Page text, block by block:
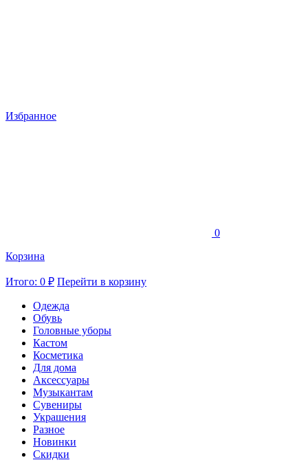
Избранное
0
Корзина
Итого: 0 ₽ Перейти в корзину
Одежда
Обувь
Головные уборы
Кастом
Косметика
Для дома
Аксессуары
Музыкантам
Сувениры
Украшения
Разное
Новинки
Скидки